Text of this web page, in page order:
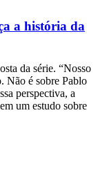
a história da
da série. “Nosso
Não é sobre Pablo
perspectiva, a
um estudo sobre